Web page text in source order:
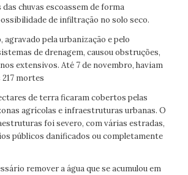
das chuvas escoassem de forma
de infiltração no solo seco.
agravado pela urbanização e pelo
de drenagem, causou obstruções,
extensivos. Até 7 de novembro, haviam
mortes
de terra ficaram cobertos pelas
agrícolas e infraestruturas urbanas. O
foi severo, com várias estradas,
públicos danificados ou completamente
remover a água que se acumulou em